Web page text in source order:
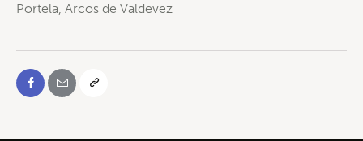
Portela, Arcos de Valdevez